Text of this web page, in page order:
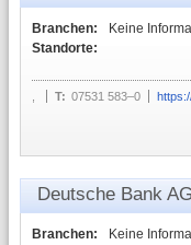
Branchen:
Keine
Standorte:
T: 07531 583–0
Deutsche Bank
Branchen:
Keine